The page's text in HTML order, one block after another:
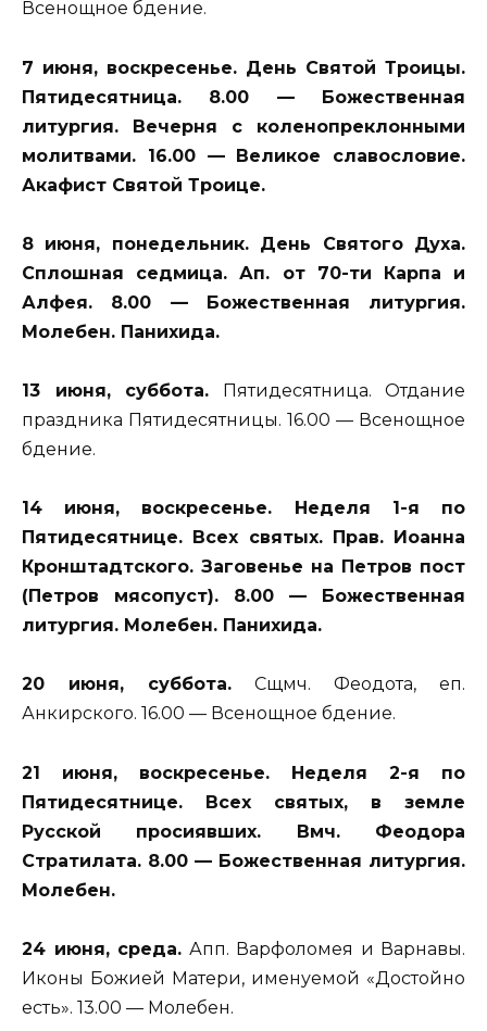
Всенощное бдение.
7 июня, воскресенье. День Святой Троицы.
Пятидесятница. 8.00 — Божественная
литургия. Вечерня с коленопреклонными
молитвами. 16.00 — Великое славословие.
Акафист Святой Троице.
8 июня, понедельник. День Святого Духа.
Сплошная седмица. Ап. от 70-ти Карпа и
Алфея. 8.00 — Божественная литургия.
Молебен. Панихида.
13 июня, суббота. Пятидесятница. Отдание
праздника Пятидесятницы. 16.00 — Всенощное
бдение.
14 июня, воскресенье. Неделя 1-я по
Пятидесятнице. Всех святых. Прав. Иоанна
Кронштадтского. Заговенье на Петров пост
(Петров мясопуст). 8.00 — Божественная
литургия. Молебен. Панихида.
20 июня, суббота. Сщмч. Феодота, еп.
Анкирского. 16.00 — Всенощное бдение.
21 июня, воскресенье. Неделя 2-я по
Пятидесятнице. Всех святых, в земле
Русской просиявших. Вмч. Феодора
Стратилата. 8.00 — Божественная литургия.
Молебен.
24 июня, среда. Апп. Варфоломея и Варнавы.
Иконы Божией Матери, именуемой «Достойно
есть». 13.00 — Молебен.